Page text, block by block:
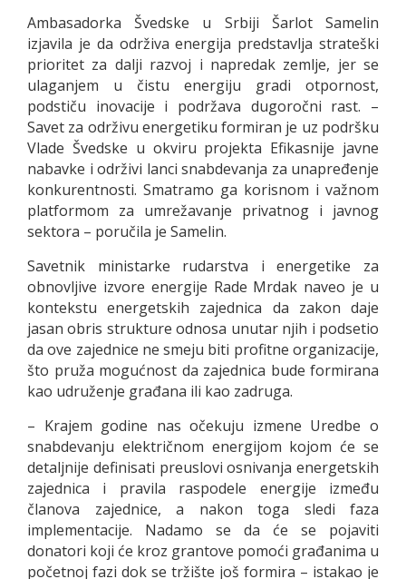
Ambasadorka Švedske u Srbiji Šarlot Samelin
izjavila je da održiva energija predstavlja strateški
prioritet za dalji razvoj i napredak zemlje, jer se
ulaganjem u čistu energiju gradi otpornost,
podstiču inovacije i podržava dugoročni rast. –
Savet za održivu energetiku formiran je uz podršku
Vlade Švedske u okviru projekta Efikasnije javne
nabavke i održivi lanci snabdevanja za unapređenje
konkurentnosti. Smatramo ga korisnom i važnom
platformom za umrežavanje privatnog i javnog
sektora – poručila je Samelin.
Savetnik ministarke rudarstva i energetike za
obnovljive izvore energije Rade Mrdak naveo je u
kontekstu energetskih zajednica da zakon daje
jasan obris strukture odnosa unutar njih i podsetio
da ove zajednice ne smeju biti profitne organizacije,
što pruža mogućnost da zajednica bude formirana
kao udruženje građana ili kao zadruga.
– Krajem godine nas očekuju izmene Uredbe o
snabdevanju električnom energijom kojom će se
detaljnije definisati preuslovi osnivanja energetskih
zajednica i pravila raspodele energije između
članova zajednice, a nakon toga sledi faza
implementacije. Nadamo se da će se pojaviti
donatori koji će kroz grantove pomoći građanima u
početnoj fazi dok se tržište još formira – istakao je